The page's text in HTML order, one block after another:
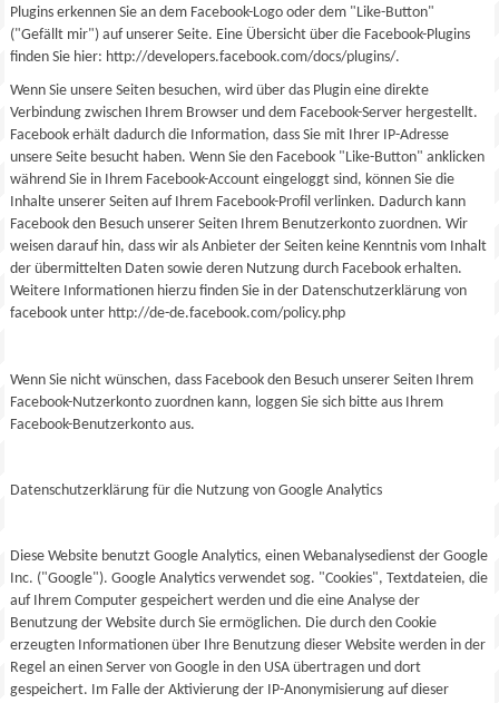
Plugins erkennen Sie an dem Facebook-Logo oder dem "Like-Button"
("Gefällt mir") auf unserer Seite. Eine Übersicht über die Facebook-Plugins
finden Sie hier: http://developers.facebook.com/docs/plugins/.
Wenn Sie unsere Seiten besuchen, wird über das Plugin eine direkte
Verbindung zwischen Ihrem Browser und dem Facebook-Server hergestellt.
Facebook erhält dadurch die Information, dass Sie mit Ihrer IP-Adresse
unsere Seite besucht haben. Wenn Sie den Facebook "Like-Button" anklicken
während Sie in Ihrem Facebook-Account eingeloggt sind, können Sie die
Inhalte unserer Seiten auf Ihrem Facebook-Profil verlinken. Dadurch kann
Facebook den Besuch unserer Seiten Ihrem Benutzerkonto zuordnen. Wir
weisen darauf hin, dass wir als Anbieter der Seiten keine Kenntnis vom Inhalt
der übermittelten Daten sowie deren Nutzung durch Facebook erhalten.
Weitere Informationen hierzu finden Sie in der Datenschutzerklärung von
facebook unter http://de-de.facebook.com/policy.php
Wenn Sie nicht wünschen, dass Facebook den Besuch unserer Seiten Ihrem
Facebook-Nutzerkonto zuordnen kann, loggen Sie sich bitte aus Ihrem
Facebook-Benutzerkonto aus.
Datenschutzerklärung für die Nutzung von Google Analytics
Diese Website benutzt Google Analytics, einen Webanalysedienst der Google
Inc. ("Google"). Google Analytics verwendet sog. "Cookies", Textdateien, die
auf Ihrem Computer gespeichert werden und die eine Analyse der
Benutzung der Website durch Sie ermöglichen. Die durch den Cookie
erzeugten Informationen über Ihre Benutzung dieser Website werden in der
Regel an einen Server von Google in den USA übertragen und dort
gespeichert. Im Falle der Aktivierung der IP-Anonymisierung auf dieser